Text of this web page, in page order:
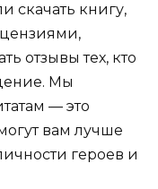
скачать книгу,
отзывы тех, кто
Мы
— это
вам лучше
героев и